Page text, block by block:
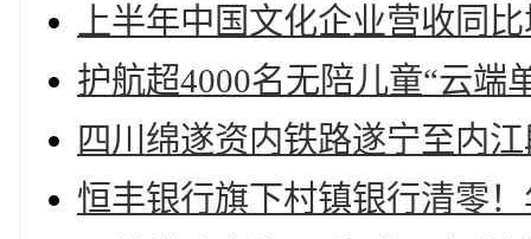
上半年中国文化企业营收同
护航超4000名无陪儿童“云端
四川绵遂资内铁路遂宁至内
恒丰银行旗下村镇银行清零